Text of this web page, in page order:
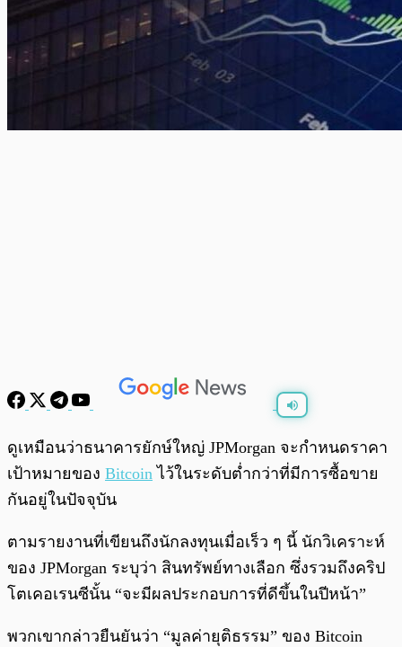
พร้อมเล่น 0:00
ดูเหมือนว่าธนาคารยักษ์ใหญ่ JPMorgan จะกำหนดราคา
เป้าหมายของ Bitcoin ไว้ในระดับต่ำกว่าที่มีการซื้อขาย
กันอยู่ในปัจจุบัน
ตามรายงานที่เขียนถึงนักลงทุนเมื่อเร็ว ๆ นี้ นักวิเคราะห์
ของ JPMorgan ระบุว่า สินทรัพย์ทางเลือก ซึ่งรวมถึงคริป
โตเคอเรนซีนั้น “จะมีผลประกอบการที่ดีขึ้นในปีหน้า”
พวกเขากล่าวยืนยันว่า “มูลค่ายุติธรรม” ของ Bitcoin